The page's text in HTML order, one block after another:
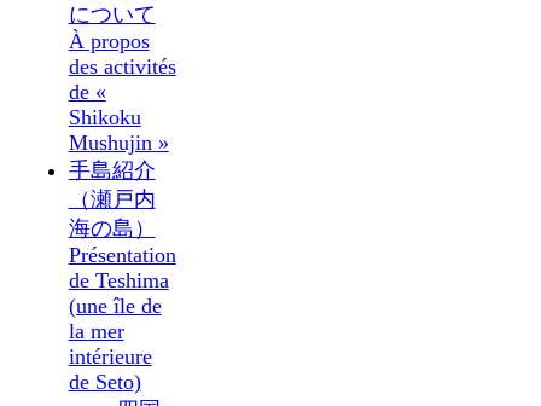
について
À propos
des activités
de «
Shikoku
Mushujin »
手島紹介
（瀬戸内
海の島）
Présentation
de Teshima
(une île de
la mer
intérieure
de Seto)